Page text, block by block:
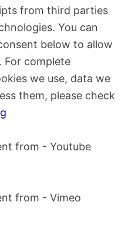
from third parties
You can
below to allow
For complete
we use, data we
them, please check
from - Youtube
from - Vimeo